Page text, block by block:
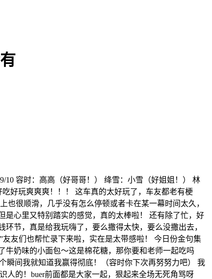
10 容时：高高（好哥哥！） 绛雪：小雪（好姐姐！） 林
好玩爽爽爽！！！ 这车真的太好玩了，车友都老有梗
很顺滑，几乎没有怎么停顿或者卡在某一幕时间太久，
是心里又特别踏实的感觉，真的太棒啦！ 还有除了忙，好
节，真是给我玩嗨了，要么撒得太快，要么没撒出去，
友们也帮忙录下来啦，实在是太带感啦！ 今日份金句集
奶味的小面包～这是棉花糖，那你要和老师一起吃吗
瞬间我就知道我赢得彻底！（容时你下次再努努力吧） 我
人的！buer前面都是大家一起，狠起来全场无死角骂呀